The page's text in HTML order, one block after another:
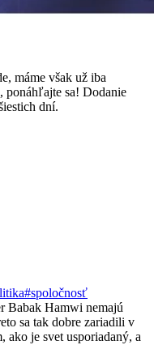
máme však už iba
ponáhľajte sa! Dodanie
dní.
#spoločnosť
Babak Hamwi nemajú
sa tak dobre zariadili v
ako je svet usporiadaný, a